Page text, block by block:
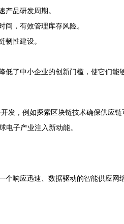
产品研发周期。
，有效管理库存风险。
韧性建设。
了中小企业的创新门槛，使它们能
发，例如探索区块链技术确保供应
电子产业注入新动能。
响应迅速、数据驱动的智能供应网